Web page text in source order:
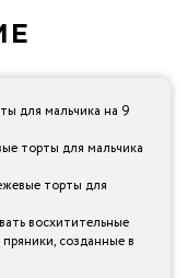
для мальчика на 9
торты для мальчика
торты для
восхитительные
созданные в